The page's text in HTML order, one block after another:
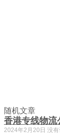
随机文章
香港专线物流
2024年2月20日 没有